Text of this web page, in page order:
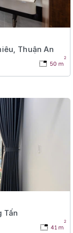
Thuận An
50 m
2
Tấn
41 m
2